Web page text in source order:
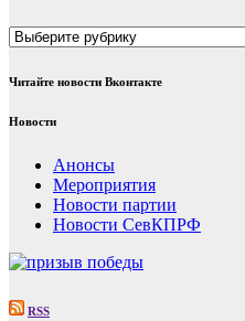
Рубрики
Читайте новости Вконтакте
Новости
Анонсы
Мероприятия
Новости партии
Новости СевКПРФ
RSS